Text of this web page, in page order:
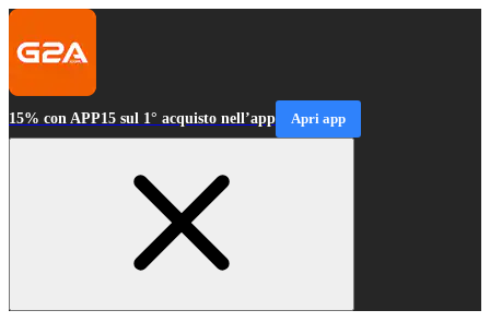
15% con APP15 sul 1° acquisto nell’app Apri app